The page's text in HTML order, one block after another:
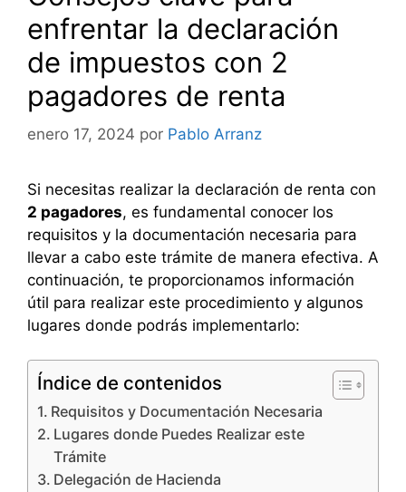
enfrentar la declaración
de impuestos con 2
pagadores de renta
enero 17, 2024 por Pablo Arranz
Si necesitas realizar la declaración de renta con
2 pagadores, es fundamental conocer los
requisitos y la documentación necesaria para
llevar a cabo este trámite de manera efectiva. A
continuación, te proporcionamos información
útil para realizar este procedimiento y algunos
lugares donde podrás implementarlo:
Índice de contenidos
Requisitos y Documentación Necesaria
Lugares donde Puedes Realizar este
Trámite
Delegación de Hacienda